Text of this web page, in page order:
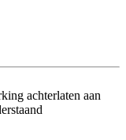
achterlaten aan